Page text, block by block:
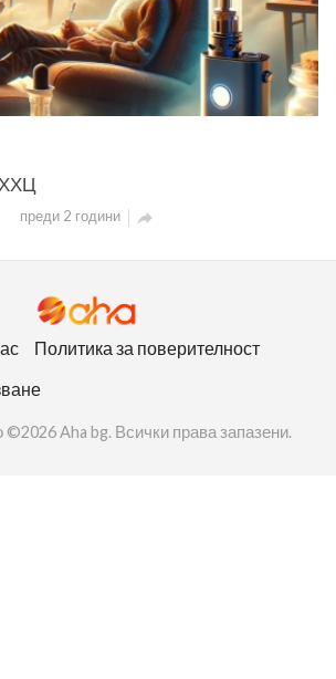
преди 2 години 
Политика за поверителност
©2026 Aha bg. Всички права запазени.